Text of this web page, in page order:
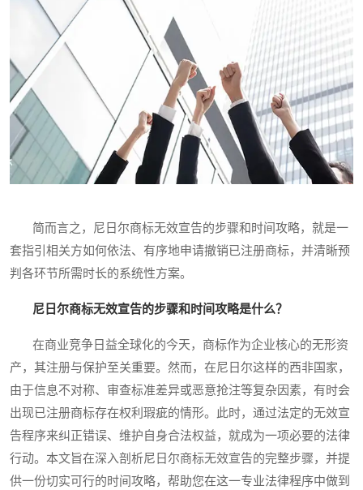
简而言之，尼日尔商标无效宣告的步骤和时间攻略，就是一
套指引相关方如何依法、有序地申请撤销已注册商标，并清晰预
判各环节所需时长的系统性方案。
尼日尔商标无效宣告的步骤和时间攻略是什么？
在商业竞争日益全球化的今天，商标作为企业核心的无形资
产，其注册与保护至关重要。然而，在尼日尔这样的西非国家，
由于信息不对称、审查标准差异或恶意抢注等复杂因素，有时会
出现已注册商标存在权利瑕疵的情形。此时，通过法定的无效宣
告程序来纠正错误、维护自身合法权益，就成为一项必要的法律
行动。本文旨在深入剖析尼日尔商标无效宣告的完整步骤，并提
供一份切实可行的时间攻略，帮助您在这一专业法律程序中做到